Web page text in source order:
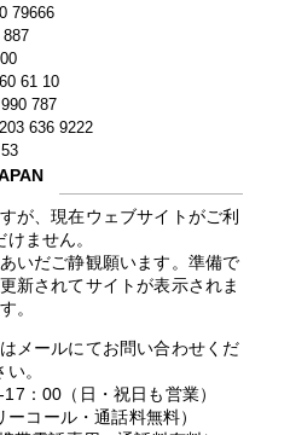
79666
887
61 10
787
636 9222
が、現在ウェブサイトがご利
けません。
いだご静観願います。準備で
新されてサイトが表示されま
す。
メールにてお問い合わせくだ
い。
：00（日・祝日も営業）
コール・通話料無料）